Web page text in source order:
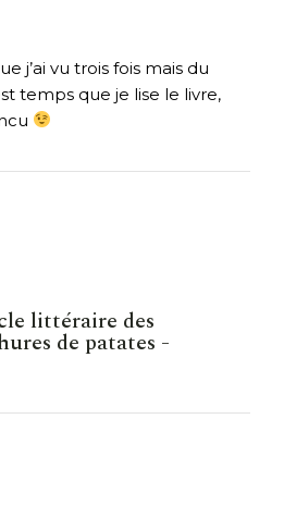
j’ai vu trois fois mais du
temps que je lise le livre,
littéraire des
de patates -